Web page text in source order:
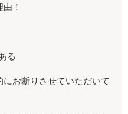
！
る
お断りさせていただいて